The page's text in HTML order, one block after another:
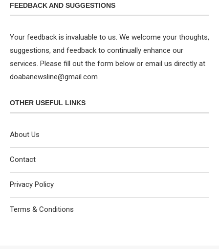
FEEDBACK AND SUGGESTIONS
Your feedback is invaluable to us. We welcome your thoughts,
suggestions, and feedback to continually enhance our
services. Please fill out the form below or email us directly at
doabanewsline@gmail.com
OTHER USEFUL LINKS
About Us
Contact
Privacy Policy
Terms & Conditions